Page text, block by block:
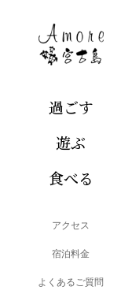
過ごす
遊ぶ
食べる
アクセス
宿泊料金
よくあるご質問